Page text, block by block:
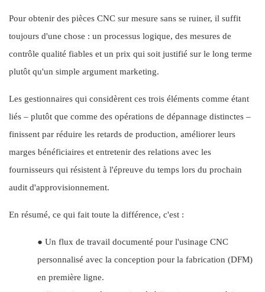
Pour obtenir des pièces CNC sur mesure sans se ruiner, il suffit
toujours d'une chose : un processus logique, des mesures de
contrôle qualité fiables et un prix qui soit justifié sur le long terme
plutôt qu'un simple argument marketing.
Les gestionnaires qui considèrent ces trois éléments comme étant
liés – plutôt que comme des opérations de dépannage distinctes –
finissent par réduire les retards de production, améliorer leurs
marges bénéficiaires et entretenir des relations avec les
fournisseurs qui résistent à l'épreuve du temps lors du prochain
audit d'approvisionnement.
En résumé, ce qui fait toute la différence, c'est :
● Un flux de travail documenté pour l'usinage CNC
personnalisé avec la conception pour la fabrication (DFM)
en première ligne.